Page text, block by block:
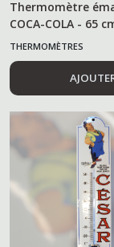
Thermomètre
COCA-COLA - 65
THERMOMÈTRES